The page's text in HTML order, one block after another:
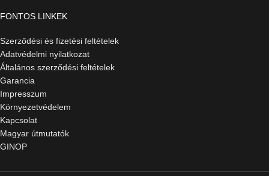
FONTOS LINKEK
Szerződési és fizetési feltételek
Adatvédelmi nyilatkozat
Általános szerződési feltételek
Garancia
Impresszum
Környezetvédelem
Kapcsolat
Magyar útmutatók
GINOP